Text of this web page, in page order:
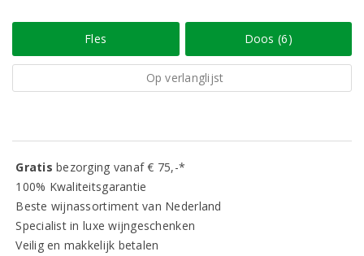
Fles Doos (6)
Op verlanglijst
Gratisbezorging vanaf € 75,-*
100% Kwaliteitsgarantie
Beste wijnassortiment van Nederland
Specialist in luxe wijngeschenken
Veilig en makkelijk betalen